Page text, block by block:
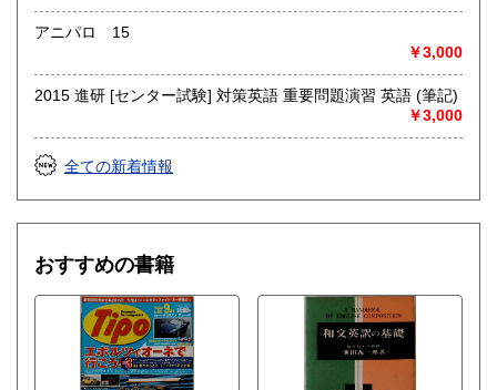
アニパロ 15
￥3,000
2015 進研 [センター試験] 対策英語 重要問題演習 英語 (筆記)
￥3,000
全ての新着情報
おすすめの書籍